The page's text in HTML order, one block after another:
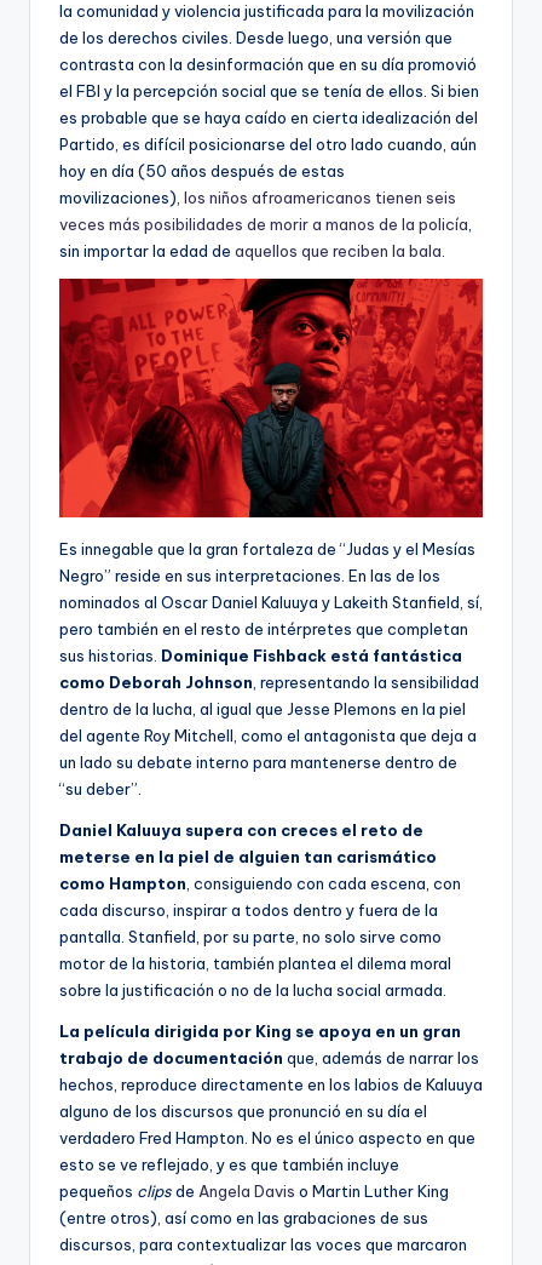
la comunidad y violencia justificada para la movilización
de los derechos civiles. Desde luego, una versión que
contrasta con la desinformación que en su día promovió
el FBI y la percepción social que se tenía de ellos. Si bien
es probable que se haya caído en cierta idealización del
Partido, es difícil posicionarse del otro lado cuando, aún
hoy en día (50 años después de estas
movilizaciones), los niños afroamericanos tienen seis
veces más posibilidades de morir a manos de la policía,
sin importar la edad de aquellos que reciben la bala.
Es innegable que la gran fortaleza de “Judas y el Mesías
Negro” reside en sus interpretaciones. En las de los
nominados al Oscar Daniel Kaluuya y Lakeith Stanfield, sí,
pero también en el resto de intérpretes que completan
sus historias. Dominique Fishback está fantástica
como Deborah Johnson , representando la sensibilidad
dentro de la lucha, al igual que Jesse Plemons en la piel
del agente Roy Mitchell, como el antagonista que deja a
un lado su debate interno para mantenerse dentro de
“su deber”.
Daniel Kaluuya supera con creces el reto de
meterse en la piel de alguien tan carismático
como Hampton , consiguiendo con cada escena, con
cada discurso, inspirar a todos dentro y fuera de la
pantalla. Stanfield, por su parte, no solo sirve como
motor de la historia, también plantea el dilema moral
sobre la justificación o no de la lucha social armada.
La película dirigida por King se apoya en un gran
trabajo de documentación que, además de narrar los
hechos, reproduce directamente en los labios de Kaluuya
alguno de los discursos que pronunció en su día el
verdadero Fred Hampton. No es el único aspecto en que
esto se ve reflejado, y es que también incluye
pequeños clipsde Angela Davis o Martin Luther King
(entre otros), así como en las grabaciones de sus
discursos, para contextualizar las voces que marcaron